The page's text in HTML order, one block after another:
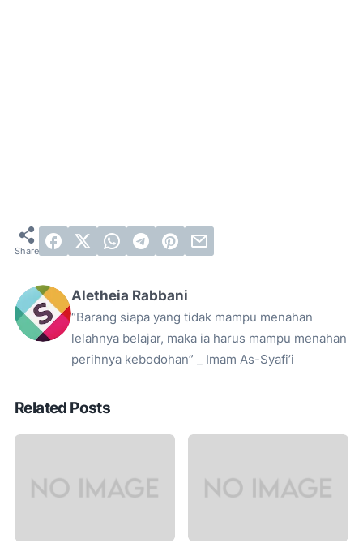
Aletheia Rabbani
“Barang siapa yang tidak mampu menahan
lelahnya belajar, maka ia harus mampu menahan
perihnya kebodohan” _ Imam As-Syafi’i
Related Posts